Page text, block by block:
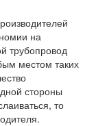
на
трубопровод
местом таких
стороны
то